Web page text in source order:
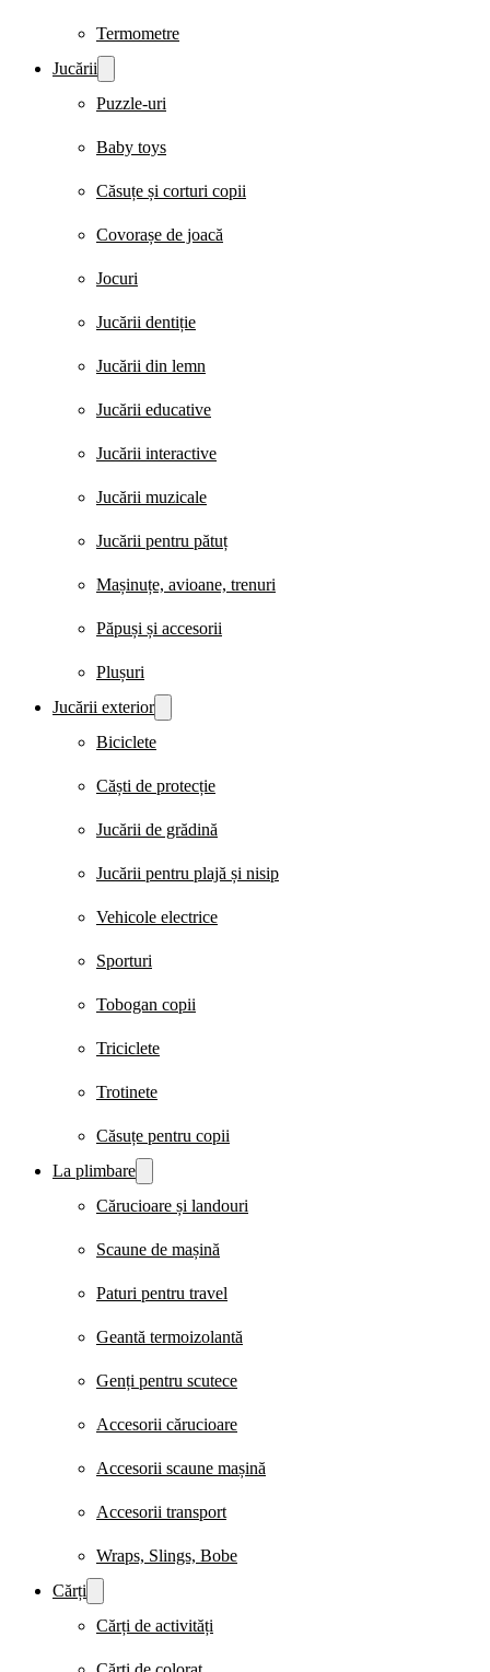
Termometre
Jucării
Puzzle-uri
Baby toys
Căsuțe și corturi copii
Covorașe de joacă
Jocuri
Jucării dentiție
Jucării din lemn
Jucării educative
Jucării interactive
Jucării muzicale
Jucării pentru pătuț
Mașinuțe, avioane, trenuri
Păpuși și accesorii
Plușuri
Jucării exterior
Biciclete
Căști de protecție
Jucării de grădină
Jucării pentru plajă și nisip
Vehicole electrice
Sporturi
Tobogan copii
Triciclete
Trotinete
Căsuțe pentru copii
La plimbare
Cărucioare și landouri
Scaune de mașină
Paturi pentru travel
Geantă termoizolantă
Genți pentru scutece
Accesorii cărucioare
Accesorii scaune mașină
Accesorii transport
Wraps, Slings, Bobe
Cărți
Cărți de activități